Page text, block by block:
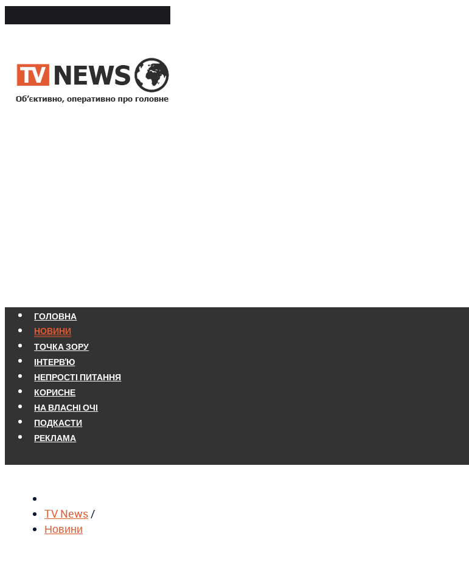
ГОЛОВНА
НОВИНИ
ТОЧКА ЗОРУ
ІНТЕРВ'Ю
НЕПРОСТІ ПИТАННЯ
КОРИСНЕ
НА ВЛАСНІ ОЧІ
ПОДКАСТИ
РЕКЛАМА
TV News /
Новини